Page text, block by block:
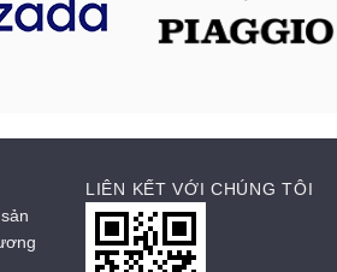
LIÊN KẾT VỚI CHÚNG TÔI